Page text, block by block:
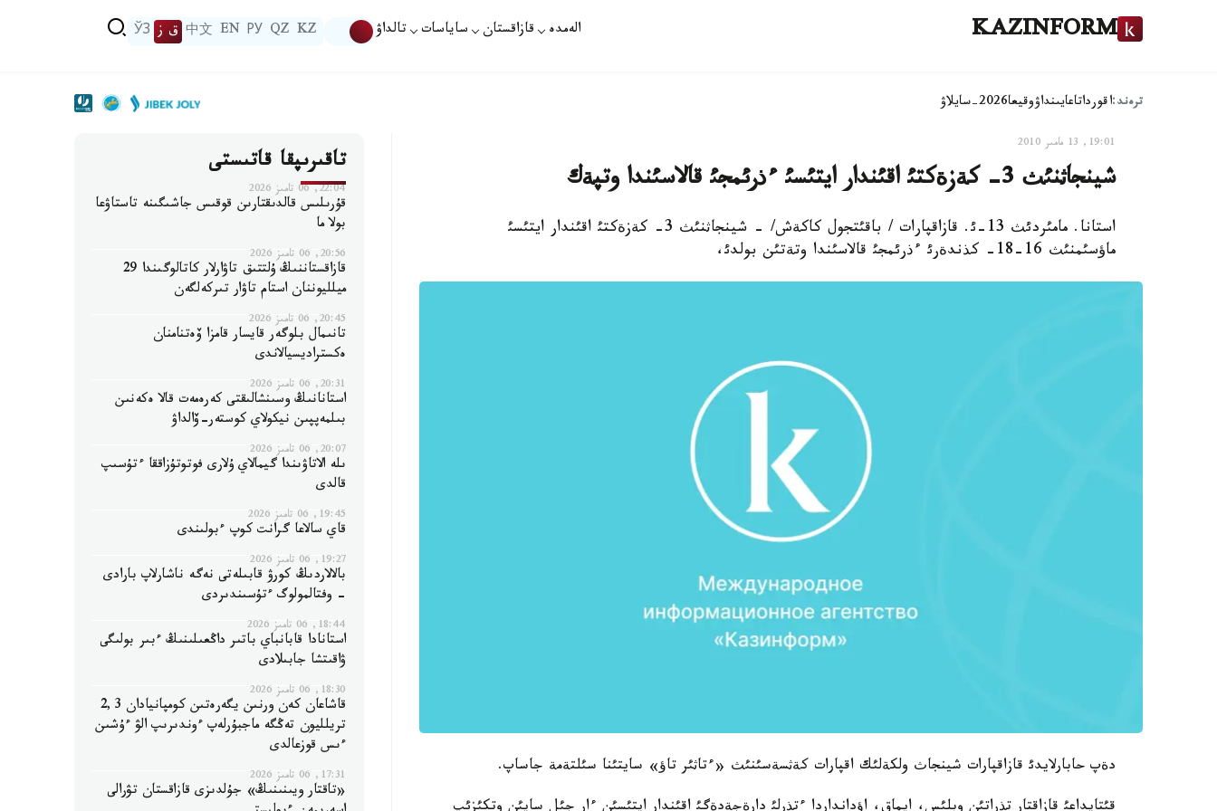
KAZINFORM الەمدە قازاقستان ساياسات تالداۋ KZ
QZ
РУ
EN
中文 ق ز ЎЗ
ترەند:اقورداتاعايىنداۋوقيعا2026-سايلاۋ
19:01, 13 مامىر 2010
شينجاثنئث 3- كةزةكتئ اقئندار ايتئسئ ءذرئمجئ قالاسئندا وتپةك
استانا. مامئردئث 13-ئ. قازاقپارات / باقئتجول كاكةش/ - شينجاثنئث 3- كةزةكتئ اقئندار ايتئسئ
ماؤسئمنئث 16-18- كذندةرئ ءذرئمجئ قالاسئندا وتةتئن بولدئ،
دةپ حابارلايدئ قازاقپارات شينجاث ولكةلئك اقپارات كةثسةسئنئث «ءتاثئر تاؤ» سايتئنا سئلتةمة جاساپ.
تاقىرىپقا قاتىستى
22:04, 06 تامىز 2026
قۇرىلىس قالدىقتارىن قوقىس جاشىگىنە تاستاۋعا
بولا ما
20:56, 06 تامىز 2026
قازاقستاننىڭ ۇلتتىق تاۋارلار كاتالوگىندا 29
ميلليوننان استام تاۋار تىركەلگەن
20:45, 06 تامىز 2026
تانىمال بلوگەر قايسار قامزا ۆەتنامنان
ەكستراديسيالاندى
20:31, 06 تامىز 2026
استانانىڭ وسىنشالىقتى كەرەمەت قالا ەكەنىن
بىلمەپپىن نيكولاي كوستەر-ۆالداۋ
20:07, 06 تامىز 2026
ىلە الاتاۋىندا گيمالاي ۇلارى فوتوتۇزاققا ءتۇسىپ
قالدى
19:45, 06 تامىز 2026
قاي سالاعا گرانت كوپ ءبولىندى
19:27, 06 تامىز 2026
بالالاردىڭ كورۋ قابىلەتى نەگە ناشارلاپ بارادى
- وفتالمولوگ ءتۇسىندىردى
18:44, 06 تامىز 2026
استانادا قابانباي باتىر داڭعىلىنىڭ ءبىر بولىگى
ۋاقىتشا جابىلادى
18:30, 06 تامىز 2026
قاشاعان كەن ورنىن يگەرەتىن كومپانيادان 2,3
تريلليون تەڭگە ماجبۇرلەپ ءوندىرىپ الۋ ءۇشىن
ءىس قوزعالدى
17:31, 06 تامىز 2026
«تاقتار ويىنىنىڭ» جۇلدىزى قازاقستان تۋرالى